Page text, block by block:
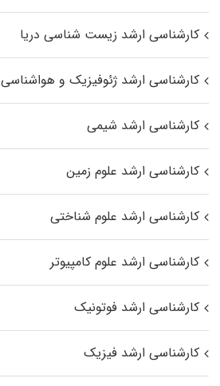
کارشناسی ارشد زیست‌ شناسی دریا
کارشناسی ارشد ژئوفیزیک و هواشناسی
کارشناسی ارشد شیمی
کارشناسی ارشد علوم زمین
کارشناسی ارشد علوم شناختی
کارشناسی ارشد علوم کامپیوتر
کارشناسی ارشد فوتونیک
کارشناسی ارشد فیزیک